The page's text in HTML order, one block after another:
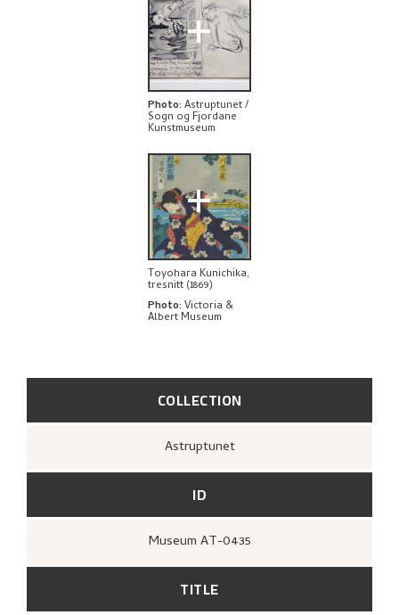
COLLECTION
Astruptunet
ID
Museum AT-0435
TITLE
+
Photo: Astruptunet /
Sogn og Fjordane
Kunstmuseum
+
Toyohara Kunichika,
tresnitt (1869)
Photo: Victoria &
Albert Museum